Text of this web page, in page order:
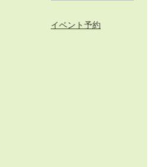
イベント予約